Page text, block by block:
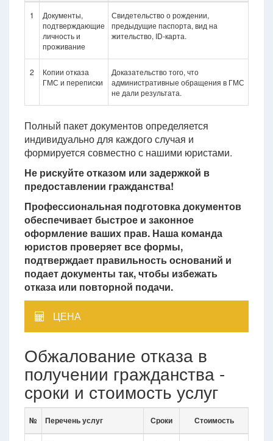
1
Документы,
подтверждающие
личность и
проживание
Свидетельство о рождении,
предыдущие паспорта, вид на
жительство, ID-карта.
2
Копии отказа
ГМС и переписки
Доказательство того, что
административные обращения в ГМС
не дали результата.
Полный пакет документов определяется
индивидуально для каждого случая и
формируется совместно с нашими юристами.
Не рискуйте отказом или задержкой в
предоставлении гражданства!
Профессиональная подготовка документов
обеспечивает быстрое и законное
оформление ваших прав. Наша команда
юристов проверяет все формы,
подтверждает правильность оснований и
подает документы так, чтобы избежать
отказа или повторной подачи.
ЦЕНА
Обжалование отказа в
получении гражданства -
сроки и стоимость услуг
№ Перечень услуг Сроки Стоимость